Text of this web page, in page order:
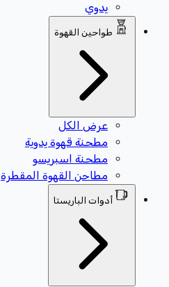
يدوي
طواحين القهوة
عرض الكل
مطحنة قهوة يدوية
مطحنة اسبريسو
مطاحن القهوة المقطرة
أدوات الباريستا